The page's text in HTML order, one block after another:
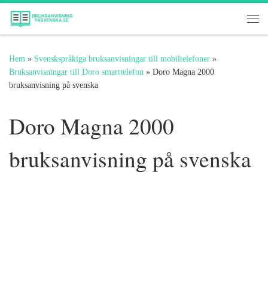
Hoppa till innehåll
Hem » Svenskspråkiga bruksanvisningar till mobiltelefoner »
Bruksanvisningar till Doro smarttelefon » Doro Magna 2000
bruksanvisning på svenska
Doro Magna 2000
bruksanvisning på svenska